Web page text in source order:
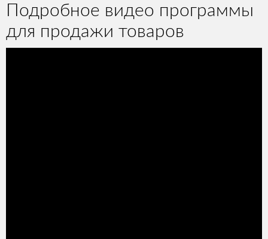
Подробное видео программы
для продажи товаров